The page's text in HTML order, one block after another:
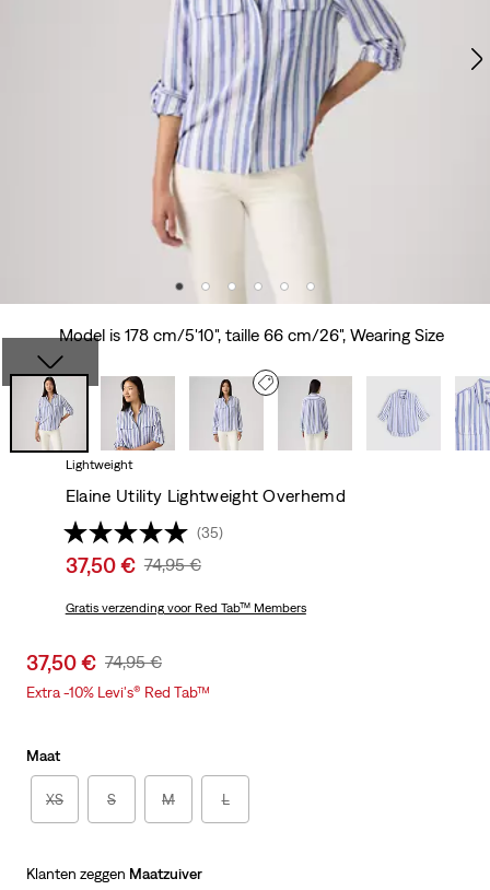
Model is 178 cm/5'10", taille 66 cm/26", Wearing Size
Lightweight
Elaine Utility Lightweight Overhemd
(35)
Sale
is
37,50 € Original
Was
74,95 €
Gratis verzendingvoor Red Tab™ Members
Sale
price
37,50 € Original
Price
74,95 €
Extra -10% Levi's® Red Tab™
Maat
XS S M L
Klanten zeggen Maatzuiver